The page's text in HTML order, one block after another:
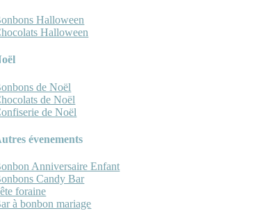
Halloween
Halloween
de Noël
de Noël
de Noël
évenements
Anniversaire Enfant
Candy Bar
foraine
à bonbon mariage